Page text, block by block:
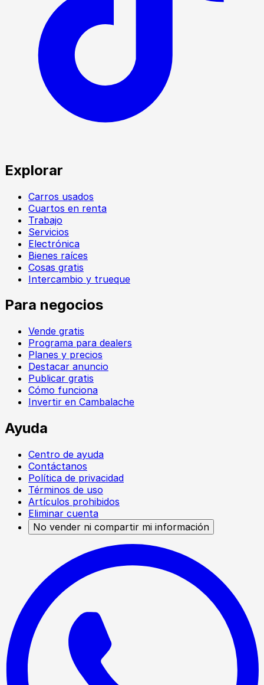
Explorar
Carros usados
Cuartos en renta
Trabajo
Servicios
Electrónica
Bienes raíces
Cosas gratis
Intercambio y trueque
Para negocios
Vende gratis
Programa para dealers
Planes y precios
Destacar anuncio
Publicar gratis
Cómo funciona
Invertir en Cambalache
Ayuda
Centro de ayuda
Contáctanos
Política de privacidad
Términos de uso
Artículos prohibidos
Eliminar cuenta
No vender ni compartir mi información